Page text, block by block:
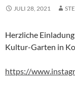
JULI 28, 2021
Herzliche
Kultur-Garten in
https://